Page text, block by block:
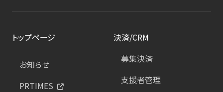
トップページ
お知らせ
PRTIMES
決済/CRM
募集決済
支援者管理